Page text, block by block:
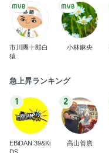
市川團十郎白
猿
小林麻央
急上昇ランキング
1
EBiDAN 39&Ki
2
高山善廣